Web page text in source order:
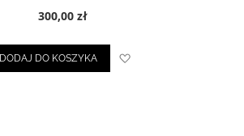
300,00 zł
DODAJ DO KOSZYKA